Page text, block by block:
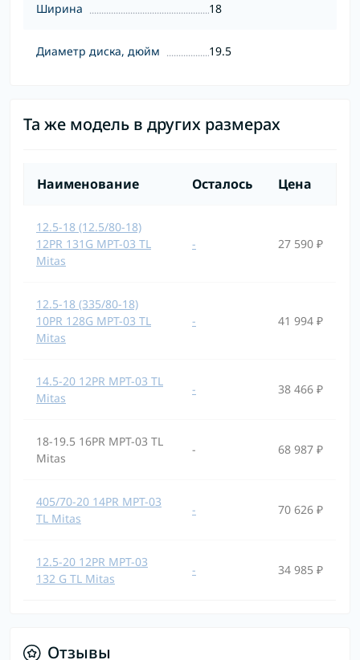
Ширина 18
Диаметр диска, дюйм 19.5
Та же модель в других размерах
Наименование Осталось Цена
12.5-18 (12.5/80-18)
12PR 131G MPT-03 TL
Mitas
- 27 590 ₽
12.5-18 (335/80-18)
10PR 128G MPT-03 TL
Mitas
- 41 994 ₽
14.5-20 12PR MPT-03 TL
Mitas
- 38 466 ₽
18-19.5 16PR MPT-03 TL
Mitas
- 68 987 ₽
405/70-20 14PR MPT-03
TL Mitas
- 70 626 ₽
12.5-20 12PR MPT-03
132 G TL Mitas
- 34 985 ₽
Отзывы